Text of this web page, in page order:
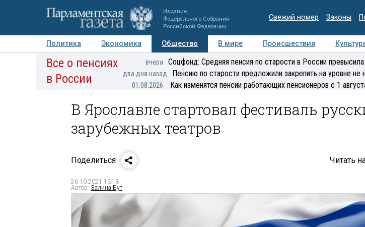
Издание
Федерального Собрания
Российской Федерации
Свежий номер Законы
Политика Экономика Общество В мире Происшествия
Авторы Персоны Мнения Регионы Медиацентр Интервью
Все о пенсиях
в России
вчера Соцфонд: Средняя пенсия по старости в России
два дня назад Пенсию по старости предложили закрепить на уровне не
01.08.2026 Как изменятся пенсии работающих пенсионеров с 1
В Ярославле стартовал фестиваль
зарубежных театров
Поделиться Читать
26.10.2021 13:18
Автор: Залина Бут